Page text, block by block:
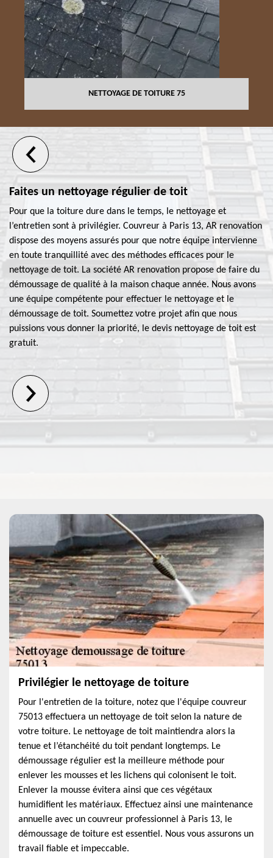
NETTOYAGE DE TOITURE 75
Faites un nettoyage régulier de toit
Pour que la toiture dure dans le temps, le nettoyage et
l’entretien sont à privilégier. Couvreur à Paris 13, AR renovation
dispose des moyens assurés pour que notre équipe intervienne
en toute tranquillité avec des méthodes efficaces pour le
nettoyage de toit. La société AR renovation propose de faire du
démoussage de qualité à la maison chaque année. Nous avons
une équipe compétente pour effectuer le nettoyage et le
démoussage de toit. Soumettez votre projet afin que nous
puissions vous donner la priorité, le devis nettoyage de toit est
gratuit.
Privilégier le nettoyage de toiture
Pour l'entretien de la toiture, notez que l'équipe couvreur
75013 effectuera un nettoyage de toit selon la nature de
votre toiture. Le nettoyage de toit maintiendra alors la
tenue et l’étanchéité du toit pendant longtemps. Le
démoussage régulier est la meilleure méthode pour
enlever les mousses et les lichens qui colonisent le toit.
Enlever la mousse évitera ainsi que ces végétaux
humidifient les matériaux. Effectuez ainsi une maintenance
annuelle avec un couvreur professionnel à Paris 13, le
démoussage de toiture est essentiel. Nous vous assurons un
travail fiable et impeccable.